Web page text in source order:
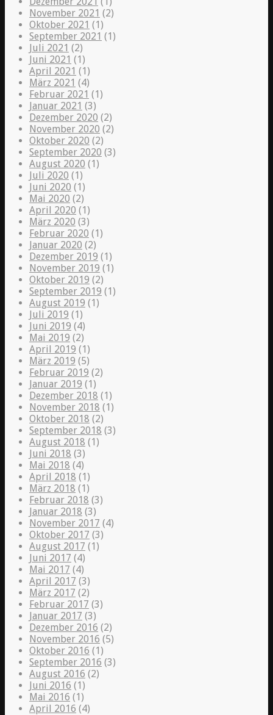
November 2021 (2)
Oktober 2021 (1)
September 2021 (1)
Juli 2021 (2)
Juni 2021 (1)
April 2021 (1)
März 2021 (4)
Februar 2021 (1)
Januar 2021 (3)
Dezember 2020 (2)
November 2020 (2)
Oktober 2020 (2)
September 2020 (3)
August 2020 (1)
Juli 2020 (1)
Juni 2020 (1)
Mai 2020 (2)
April 2020 (1)
März 2020 (3)
Februar 2020 (1)
Januar 2020 (2)
Dezember 2019 (1)
November 2019 (1)
Oktober 2019 (2)
September 2019 (1)
August 2019 (1)
Juli 2019 (1)
Juni 2019 (4)
Mai 2019 (2)
April 2019 (1)
März 2019 (5)
Februar 2019 (2)
Januar 2019 (1)
Dezember 2018 (1)
November 2018 (1)
Oktober 2018 (2)
September 2018 (3)
August 2018 (1)
Juni 2018 (3)
Mai 2018 (4)
April 2018 (1)
März 2018 (1)
Februar 2018 (3)
Januar 2018 (3)
November 2017 (4)
Oktober 2017 (3)
August 2017 (1)
Juni 2017 (4)
Mai 2017 (4)
April 2017 (3)
März 2017 (2)
Februar 2017 (3)
Januar 2017 (3)
Dezember 2016 (2)
November 2016 (5)
Oktober 2016 (1)
September 2016 (3)
August 2016 (2)
Juni 2016 (1)
Mai 2016 (1)
April 2016 (4)